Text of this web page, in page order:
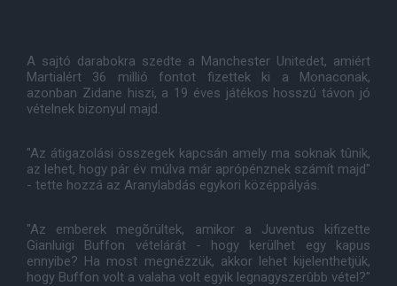
A sajtó darabokra szedte a Manchester Unitedet, amiért
Martialért 36 millió fontot fizettek ki a Monaconak,
azonban Zidane hiszi, a 19 éves játékos hosszú távon jó
vételnek bizonyul majd.
"Az átigazolási összegek kapcsán amely ma soknak tûnik,
az lehet, hogy pár év múlva már aprópénznek számít majd"
- tette hozzá az Aranylabdás egykori középpályás.
"Az emberek megõrültek, amikor a Juventus kifizette
Gianluigi Buffon vételárát - hogy kerülhet egy kapus
ennyibe? Ha most megnézzük, akkor lehet kijelenthetjük,
hogy Buffon volt a valaha volt egyik legnagyszerûbb vétel?"